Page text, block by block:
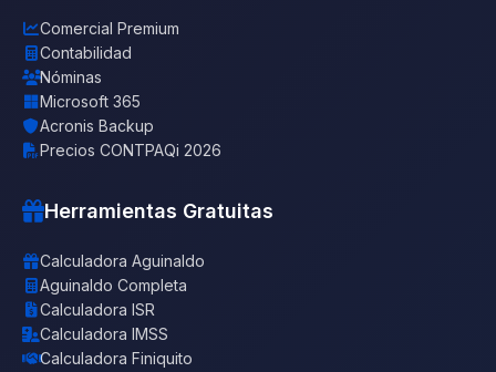
Comercial Premium
Contabilidad
Nóminas
Microsoft 365
Acronis Backup
Precios CONTPAQi 2026
Herramientas Gratuitas
Calculadora Aguinaldo
Aguinaldo Completa
Calculadora ISR
Calculadora IMSS
Calculadora Finiquito